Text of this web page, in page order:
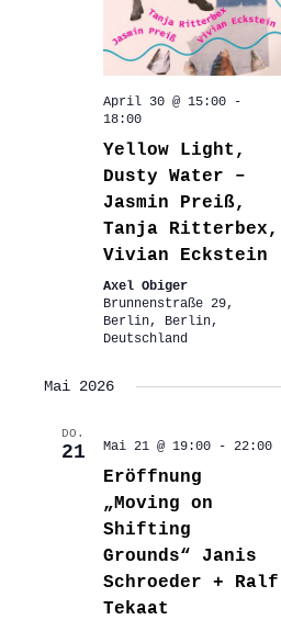
April 30 @ 15:00-
18:00
Yellow Light,
Dusty Water –
Jasmin Preiß,
Tanja Ritterbex,
Vivian Eckstein
Axel Obiger
Brunnenstraße 29,
Berlin, Berlin,
Deutschland
Mai 2026
DO.
21 Mai 21 @ 19:00- 22:00
Eröffnung
„Moving on
Shifting
Grounds“ Janis
Schroeder + Ralf
Tekaat